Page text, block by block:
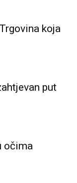
koja
put
očima